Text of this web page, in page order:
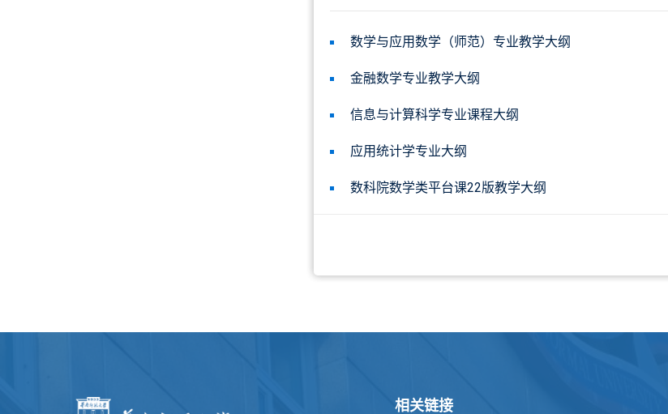
数学与应用数学（师范）专业教学大纲
金融数学专业教学大纲
信息与计算科学专业课程大纲
应用统计学专业大纲
数科院数学类平台课22版教学大纲
相关链接